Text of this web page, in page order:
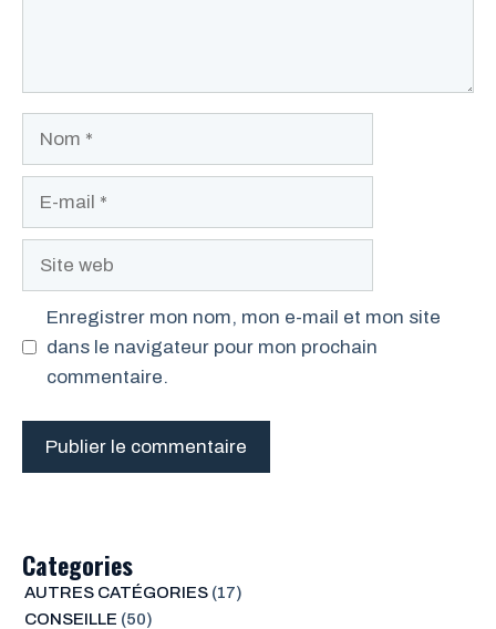
Site
Enregistrer mon nom, mon e-mail et mon site
dans le navigateur pour mon prochain
commentaire.
Categories
AUTRES CATÉGORIES(17)
CONSEILLE (50)